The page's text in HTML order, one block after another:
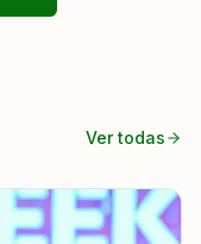
Ver todas